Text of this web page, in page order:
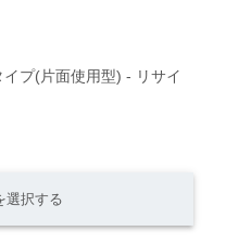
プ(片面使用型) - リサイ
選択する